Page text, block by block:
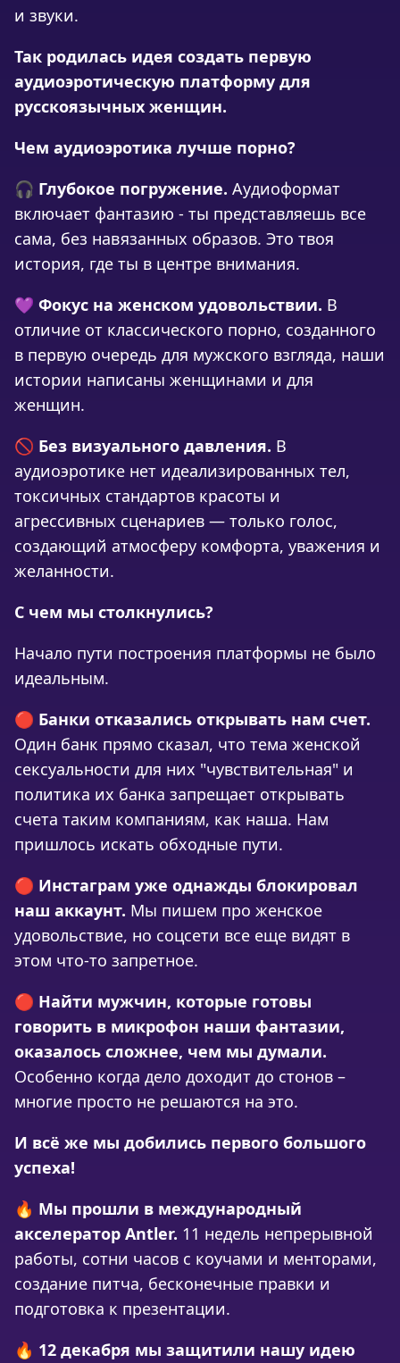
и звуки.
Так родилась идея создать первую
аудиоэротическую платформу для
русскоязычных женщин.
Чем аудиоэротика лучше порно?
🎧 Глубокое погружение. Аудиоформат
включает фантазию - ты представляешь все
сама, без навязанных образов. Это твоя
история, где ты в центре внимания.
💜 Фокус на женском удовольствии. В
отличие от классического порно, созданного
в первую очередь для мужского взгляда, наши
истории написаны женщинами и для
женщин.
🚫 Без визуального давления. В
аудиоэротике нет идеализированных тел,
токсичных стандартов красоты и
агрессивных сценариев — только голос,
создающий атмосферу комфорта, уважения и
желанности.
С чем мы столкнулись?
Начало пути построения платформы не было
идеальным.
🔴 Банки отказались открывать нам счет.
Один банк прямо сказал, что тема женской
сексуальности для них "чувствительная" и
политика их банка запрещает открывать
счета таким компаниям, как наша. Нам
пришлось искать обходные пути.
🔴 Инстаграм уже однажды блокировал
наш аккаунт. Мы пишем про женское
удовольствие, но соцсети все еще видят в
этом что-то запретное.
🔴 Найти мужчин, которые готовы
говорить в микрофон наши фантазии,
оказалось сложнее, чем мы думали.
Особенно когда дело доходит до стонов –
многие просто не решаются на это.
И всё же мы добились первого большого
успеха!
🔥 Мы прошли в международный
акселератор Antler. 11 недель непрерывной
работы, сотни часов с коучами и менторами,
создание питча, бесконечные правки и
подготовка к презентации.
🔥 12 декабря мы защитили нашу идею